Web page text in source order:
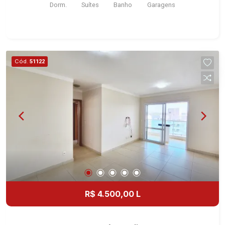
para você: - 411m² de área terreno e 215m² de
planejadas - Quintal - Churrasqueira - Corredor
lateral - Jardim - 4 vagas Martinelli Imobiliária -
excelência absoluta no mercado imobiliário de
Ribeirão Preto. Referência em imóveis de alto
padrão, somos especialistas na venda e locação
de casas térreas, sobrados e terrenos nos mais
desejados condomínios da Zona Sul, conhecidos
por sua segurança, infraestrutura completa e
qualidade de vida incomparável. Atuamos nos
empreendimentos de maior prestígio da região,
incluindo: Reserva Santa Luisa, Buganville, Jardim
Olhos D`Água, Borda do Parque, Borda da Mata,
Bela Vista, Terras Alpha, Alphaville I, II e III,
Dorm. Suítes Banho Garagens
Cód. 51122
R$ 4.500,00 L